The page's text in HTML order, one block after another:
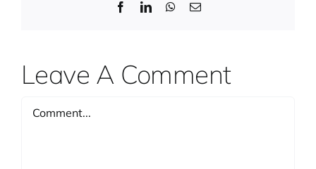
FacebookLinkedInWhatsApp
Email
Leave A Comment
Comment